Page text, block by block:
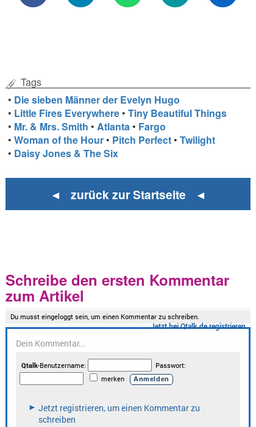
Tags
• Die sieben Männer der Evelyn Hugo
• Little Fires Everywhere •Tiny Beautiful Things
• Mr. & Mrs. Smith •Atlanta • Fargo
•Woman of the Hour • Pitch Perfect •Twilight
• Daisy Jones & The Six
◄ zurück zur Startseite ◄
Schreibe den ersten Kommentar
zum Artikel